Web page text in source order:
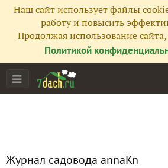
Наш сайт использует файлы
работу и повысить
Продолжая использование сайта,
Политикой
Журнал садовода annaKn
Все публикации
Сейчас обсуждают
10 идей необычных беседок